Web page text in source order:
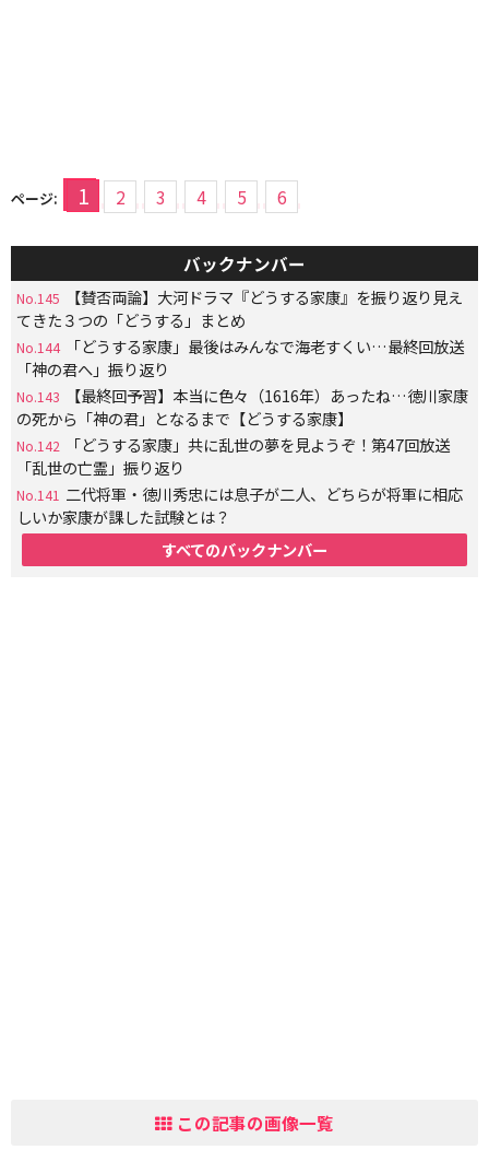
ページ: 1 2 3 4 5 6
バックナンバー
No.145
【賛否両論】大河ドラマ『どうする家康』を振り返り見え
てきた３つの「どうする」まとめ
No.144
「どうする家康」最後はみんなで海老すくい…最終回放送
「神の君へ」振り返り
No.143
【最終回予習】本当に色々（1616年）あったね…徳川家康
の死から「神の君」となるまで【どうする家康】
No.142
「どうする家康」共に乱世の夢を見ようぞ！第47回放送
「乱世の亡霊」振り返り
No.141 二代将軍・徳川秀忠には息子が二人、どちらが将軍に相応
しいか家康が課した試験とは？
すべてのバックナンバー
この記事の画像一覧